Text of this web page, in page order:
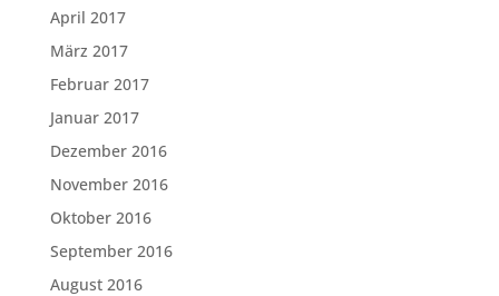
April 2017
März 2017
Februar 2017
Januar 2017
Dezember 2016
November 2016
Oktober 2016
September 2016
August 2016